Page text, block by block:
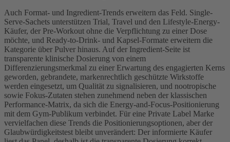
Auch Format- und Ingredient-Trends erweitern das Feld. Single-
Serve-Sachets unterstützen Trial, Travel und den Lifestyle-Energy-
Käufer, der Pre-Workout ohne die Verpflichtung zu einer Dose
möchte, und Ready-to-Drink- und Kapsel-Formate erweitern die
Kategorie über Pulver hinaus. Auf der Ingredient-Seite ist
transparente klinische Dosierung von einem
Differenzierungsmerkmal zu einer Erwartung des engagierten Kerns
geworden, gebrandete, markenrechtlich geschützte Wirkstoffe
werden eingesetzt, um Qualität zu signalisieren, und nootropische
sowie Fokus-Zutaten stehen zunehmend neben der klassischen
Performance-Matrix, da sich die Energy-and-Focus-Positionierung
mit dem Gym-Publikum verbindet. Für eine Private Label Marke
vervielfachen diese Trends die Positionierungsoptionen, aber der
Glaubwürdigkeitstest bleibt unverändert: Der informierte Käufer